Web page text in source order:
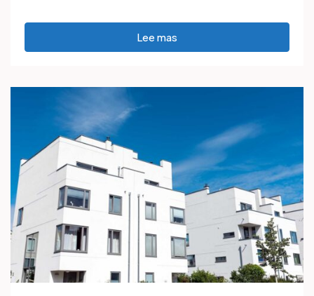
Lee mas